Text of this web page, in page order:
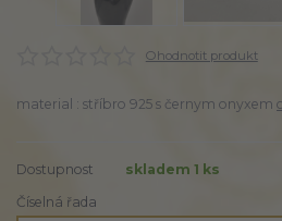
Ohodnotit produkt
material : stříbro 925 s černym onyxem
Dostupnost
skladem 1 ks
Číselná řada